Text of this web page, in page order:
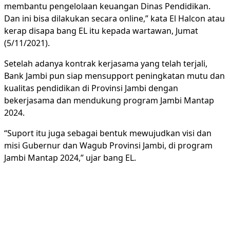
membantu pengelolaan keuangan Dinas Pendidikan.
Dan ini bisa dilakukan secara online,” kata El Halcon atau
kerap disapa bang EL itu kepada wartawan, Jumat
(5/11/2021).
Setelah adanya kontrak kerjasama yang telah terjali,
Bank Jambi pun siap mensupport peningkatan mutu dan
kualitas pendidikan di Provinsi Jambi dengan
bekerjasama dan mendukung program Jambi Mantap
2024.
“Suport itu juga sebagai bentuk mewujudkan visi dan
misi Gubernur dan Wagub Provinsi Jambi, di program
Jambi Mantap 2024,” ujar bang EL.